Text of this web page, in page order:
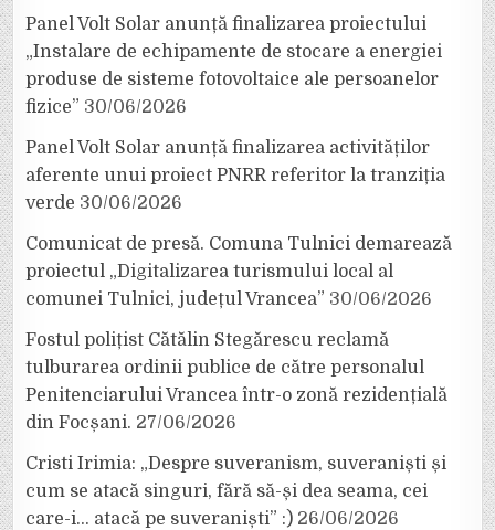
Panel Volt Solar anunță finalizarea proiectului
„Instalare de echipamente de stocare a energiei
produse de sisteme fotovoltaice ale persoanelor
fizice” 30/06/2026
Panel Volt Solar anunță finalizarea activităților
aferente unui proiect PNRR referitor la tranziția
verde 30/06/2026
Comunicat de presă. Comuna Tulnici demarează
proiectul „Digitalizarea turismului local al
comunei Tulnici, județul Vrancea” 30/06/2026
Fostul polițist Cătălin Stegărescu reclamă
tulburarea ordinii publice de către personalul
Penitenciarului Vrancea într-o zonă rezidențială
din Focșani. 27/06/2026
Cristi Irimia: „Despre suveranism, suveraniști și
cum se atacă singuri, fără să-și dea seama, cei
care-i… atacă pe suveraniști” :) 26/06/2026